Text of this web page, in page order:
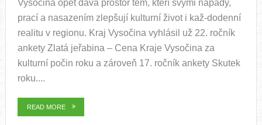
Vysočina opět dává prostor těm, kteří svými nápady,
prací a nasazením zlepšují kulturní život i kaž-dodenní
realitu v regionu. Kraj Vysočina vyhlásil už 22. ročník
ankety Zlatá jeřabina – Cena Kraje Vysočina za
kulturní počin roku a zároveň 17. ročník ankety Skutek
roku....
READ MORE